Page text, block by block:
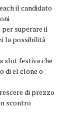
il candidato
superare il
la possibilità
slot festiva che
di el clone o
di prezzo
scontro